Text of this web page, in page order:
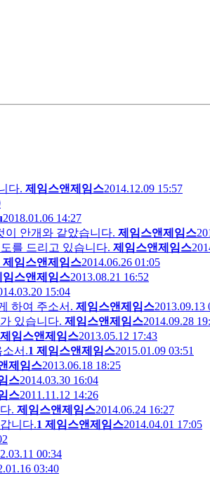
다. 제임스앤제임스2014.12.09 15:57
2018.01.06 14:27
이 안개와 같았습니다. 제임스앤제임스
를 드리고 있습니다. 제임스앤제임스
제임스앤제임스2014.06.26 01:05
임스앤제임스2013.08.21 16:52
15:04
하여 주소서. 제임스앤제임스2013.09.13
있습니다. 제임스앤제임스2014.09.28
제임스앤제임스2013.05.12 17:43
서.1 제임스앤제임스2015.01.09 03:51
제임스2013.06.18 18:25
스2014.03.30 16:04
스2011.11.12 14:26
. 제임스앤제임스2014.06.24 16:27
니다.1 제임스앤제임스2014.04.01 17:05
00:34
03:40